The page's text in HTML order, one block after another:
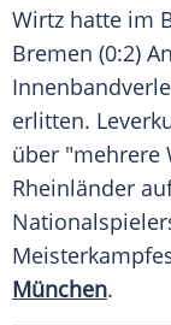
Wirtz hatte im
Bremen (0:2)
erlitten.
über "mehrere
Rheinländer
München.